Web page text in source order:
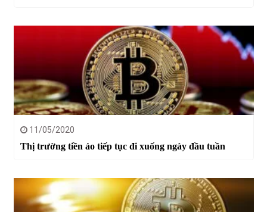
11/05/2020
Thị trường tiền ảo tiếp tục đi xuống ngày đầu tuần